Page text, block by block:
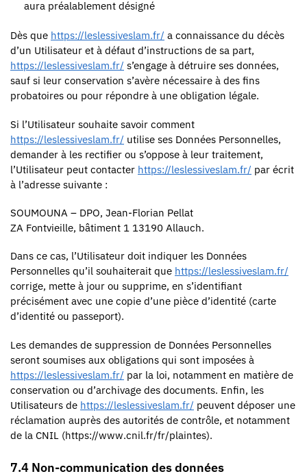
aura préalablement désigné
Dès que https://leslessiveslam.fr/ a connaissance du décès
d’un Utilisateur et à défaut d’instructions de sa part,
https://leslessiveslam.fr/ s’engage à détruire ses données,
sauf si leur conservation s’avère nécessaire à des fins
probatoires ou pour répondre à une obligation légale.
Si l’Utilisateur souhaite savoir comment
https://leslessiveslam.fr/ utilise ses Données Personnelles,
demander à les rectifier ou s’oppose à leur traitement,
l’Utilisateur peut contacter https://leslessiveslam.fr/ par écrit
à l’adresse suivante :
SOUMOUNA – DPO, Jean-Florian Pellat
ZA Fontvieille, bâtiment 1 13190 Allauch.
Dans ce cas, l’Utilisateur doit indiquer les Données
Personnelles qu’il souhaiterait que https://leslessiveslam.fr/
corrige, mette à jour ou supprime, en s’identifiant
précisément avec une copie d’une pièce d’identité (carte
d’identité ou passeport).
Les demandes de suppression de Données Personnelles
seront soumises aux obligations qui sont imposées à
https://leslessiveslam.fr/ par la loi, notamment en matière de
conservation ou d’archivage des documents. Enfin, les
Utilisateurs de https://leslessiveslam.fr/ peuvent déposer une
réclamation auprès des autorités de contrôle, et notamment
de la CNIL (https://www.cnil.fr/fr/plaintes).
7.4 Non-communication des données